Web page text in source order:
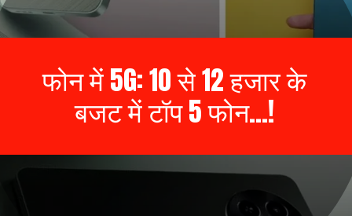
फोन में 5G: 10 से 12 हजार के
बजट में टॉप 5 फोन...!